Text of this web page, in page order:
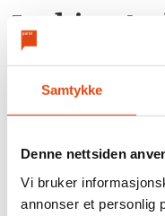
Samtykke
Denne nettsiden
Vi bruker
annonser et personlig
Joakim
trenger et
kulturliv